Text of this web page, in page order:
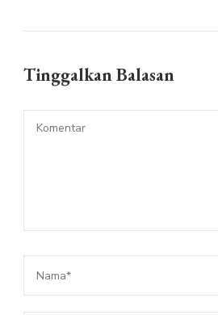
Tinggalkan Balasan